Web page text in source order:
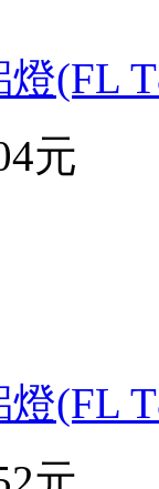
(FL
元
(FL